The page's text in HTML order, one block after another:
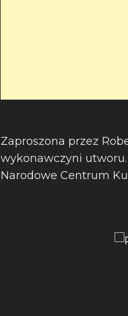
Zaproszona przez
wykonawczyni
Narodowe Centrum